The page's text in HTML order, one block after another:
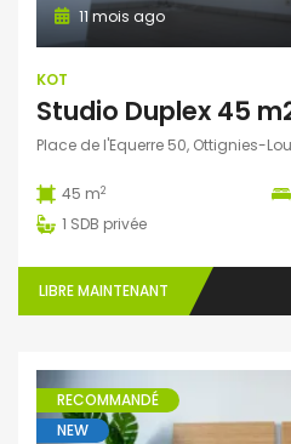
11 mois ago
KOT
Place de l'Equerre 50, Ottignies-
45 m2
1 SDB privée
LIBRE MAINTENANT
RECOMMANDÉ
NEW